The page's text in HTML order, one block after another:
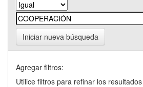
Iniciar nueva búsqueda
Agregar filtros:
Utilice filtros para refinar los